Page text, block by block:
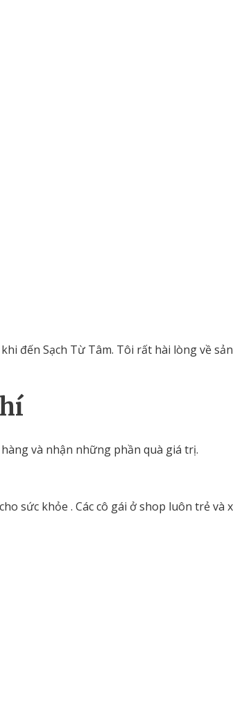
đến Sạch Từ Tâm. Tôi rất hài lòng về
và nhận những phần quà giá trị.
sức khỏe . Các cô gái ở shop luôn trẻ và